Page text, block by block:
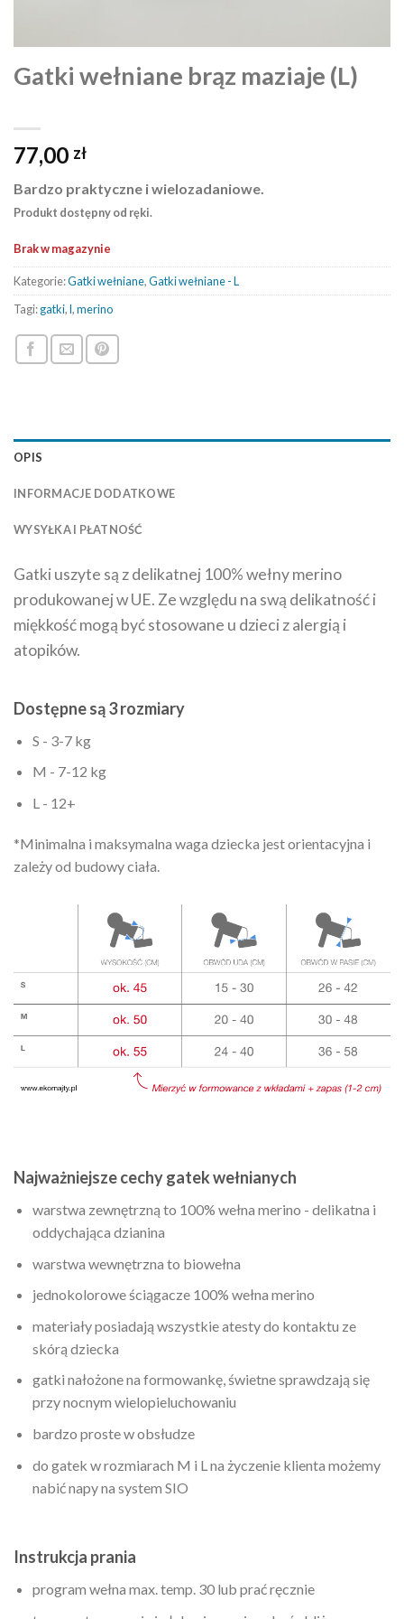
Gatki wełniane brąz maziaje (L)
77,00 zł
Bardzo praktyczne i wielozadaniowe.
Produkt dostępny od ręki.
Brak w magazynie
Kategorie:Gatki wełniane,Gatki wełniane - L
Tagi:gatki,l,merino
OPIS
INFORMACJE DODATKOWE
WYSYŁKA I PŁATNOŚĆ
Gatki uszyte są z delikatnej 100% wełny merino
produkowanej w UE. Ze względu na swą delikatność i
miękkość mogą być stosowane u dzieci z alergią i
atopików.
Dostępne są 3 rozmiary
S - 3-7 kg
M - 7-12 kg
L - 12+
*Minimalna i maksymalna waga dziecka jest orientacyjna i
zależy od budowy ciała.
Najważniejsze cechy gatek wełnianych
warstwa zewnętrzną to 100% wełna merino - delikatna i
oddychająca dzianina
warstwa wewnętrzna to biowełna
jednokolorowe ściągacze 100% wełna merino
materiały posiadają wszystkie atesty do kontaktu ze
skórą dziecka
gatki nałożone na formowankę, świetne sprawdzają się
przy nocnym wielopieluchowaniu
bardzo proste w obsłudze
do gatek w rozmiarach M i L na życzenie klienta możemy
nabić napy na system SIO
Instrukcja prania
program wełna max. temp. 30 lub prać ręcznie